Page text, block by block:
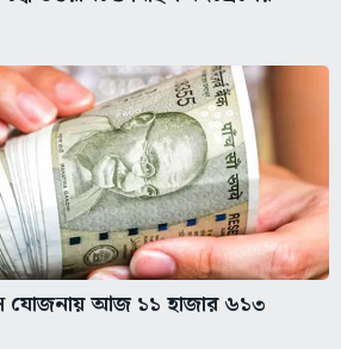
আজ ১১ হাজার ৬১৩